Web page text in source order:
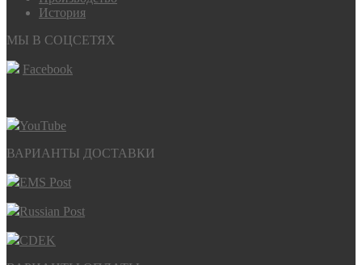
История
МЫ В СОЦСЕТЯХ
Facebook
YouTube
ВАРИАНТЫ ДОСТАВКИ
EMS Post
Russian Post
CDEK